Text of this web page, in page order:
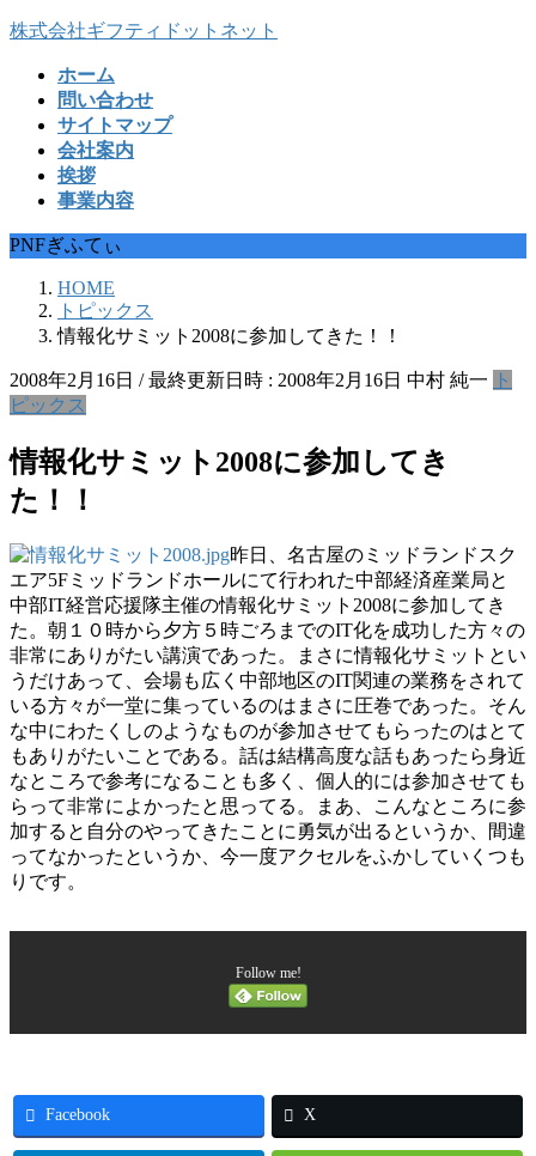
コ
ッ
プ
ナ
移
動
株式会社ギフティドットネット
ホーム
問い合わせ
サイトマップ
会社案内
挨拶
事業内容
PNFぎふてぃ
HOME
トピックス
情報化サミット2008に参加してきた！！
2008年2月16日 / 最終更新日時 : 2008年2月16日 中村 純一
ト
ピックス
情報化サミット2008に参加してき
た！！
昨日、名古屋のミッドランドスク
エア5Fミッドランドホールにて行われた中部経済産業局と
中部IT経営応援隊主催の情報化サミット2008に参加してき
た。朝１０時から夕方５時ごろまでのIT化を成功した方々の
非常にありがたい講演であった。まさに情報化サミットとい
うだけあって、会場も広く中部地区のIT関連の業務をされて
いる方々が一堂に集っているのはまさに圧巻であった。そん
な中にわたくしのようなものが参加させてもらったのはとて
もありがたいことである。話は結構高度な話もあったら身近
なところで参考になることも多く、個人的には参加させても
らって非常によかったと思ってる。まあ、こんなところに参
加すると自分のやってきたことに勇気が出るというか、間違
ってなかったというか、今一度アクセルをふかしていくつも
りです。
Follow me!
Facebook X